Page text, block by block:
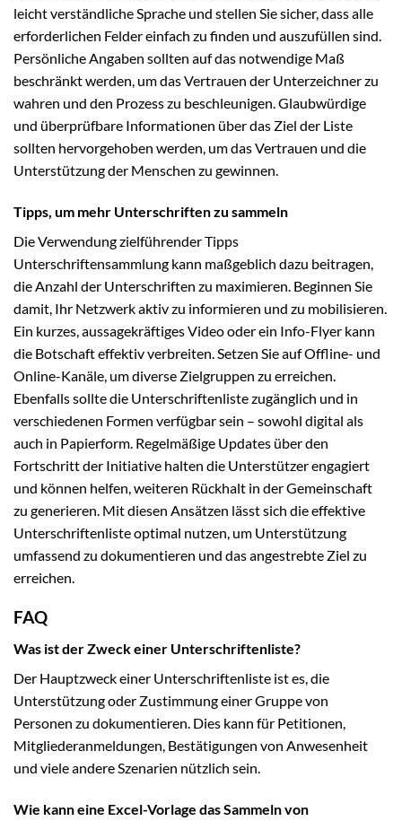
leicht verständliche Sprache und stellen Sie sicher, dass alle
erforderlichen Felder einfach zu finden und auszufüllen sind.
Persönliche Angaben sollten auf das notwendige Maß
beschränkt werden, um das Vertrauen der Unterzeichner zu
wahren und den Prozess zu beschleunigen. Glaubwürdige
und überprüfbare Informationen über das Ziel der Liste
sollten hervorgehoben werden, um das Vertrauen und die
Unterstützung der Menschen zu gewinnen.
Tipps, um mehr Unterschriften zu sammeln
Die Verwendung zielführender Tipps
Unterschriftensammlung kann maßgeblich dazu beitragen,
die Anzahl der Unterschriften zu maximieren. Beginnen Sie
damit, Ihr Netzwerk aktiv zu informieren und zu mobilisieren.
Ein kurzes, aussagekräftiges Video oder ein Info-Flyer kann
die Botschaft effektiv verbreiten. Setzen Sie auf Offline- und
Online-Kanäle, um diverse Zielgruppen zu erreichen.
Ebenfalls sollte die Unterschriftenliste zugänglich und in
verschiedenen Formen verfügbar sein – sowohl digital als
auch in Papierform. Regelmäßige Updates über den
Fortschritt der Initiative halten die Unterstützer engagiert
und können helfen, weiteren Rückhalt in der Gemeinschaft
zu generieren. Mit diesen Ansätzen lässt sich die effektive
Unterschriftenliste optimal nutzen, um Unterstützung
umfassend zu dokumentieren und das angestrebte Ziel zu
erreichen.
FAQ
Was ist der Zweck einer Unterschriftenliste?
Der Hauptzweck einer Unterschriftenliste ist es, die
Unterstützung oder Zustimmung einer Gruppe von
Personen zu dokumentieren. Dies kann für Petitionen,
Mitgliederanmeldungen, Bestätigungen von Anwesenheit
und viele andere Szenarien nützlich sein.
Wie kann eine Excel-Vorlage das Sammeln von